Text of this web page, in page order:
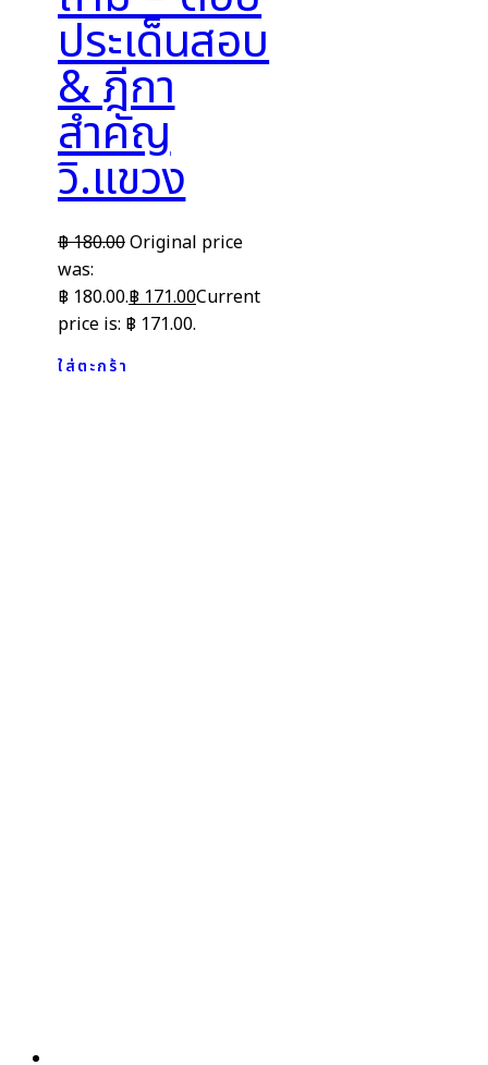
ประเด็นสอบ
& ฎีกา
สำคัญ
วิ.แขวง
฿180.00Original price
was:
฿ 180.00.฿ 171.00Current
price is: ฿ 171.00.
ใส่ตะกร้า